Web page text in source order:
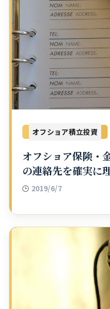
オフショア保険・
の連絡先を確実に
2019/6/7
オフショア積立投資